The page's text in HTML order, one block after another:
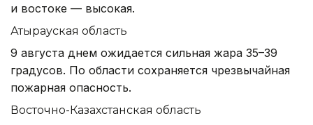
и востоке — высокая.
Атырауская область
9 августа днем ожидается сильная жара 35–39
градусов. По области сохраняется чрезвычайная
пожарная опасность.
Восточно-Казахстанская область